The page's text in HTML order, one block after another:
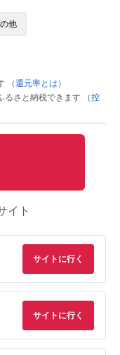
他
（還元率とは）
るさと納税できます
（控
イト
サイトに行く
サイトに行く